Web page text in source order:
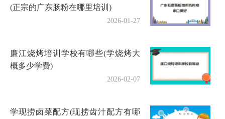
(正宗的广东肠粉在哪里培训)
2026-01-27
廉江烧烤培训学校有哪些(学烧烤大
概多少学费)
2026-02-07
学现捞卤菜配方(现捞齿汁配方有哪